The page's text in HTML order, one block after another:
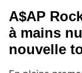
A$AP
à mains
nouvelle